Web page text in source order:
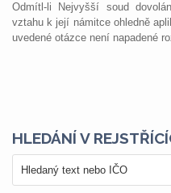
Odmítl-li Nejvyšší soud
vztahu k její námitce ohledně
uvedené otázce není napadené
HLEDÁNÍ V